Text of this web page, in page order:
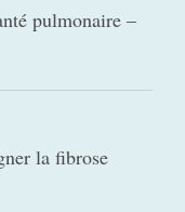
pulmonaire –
la fibrose